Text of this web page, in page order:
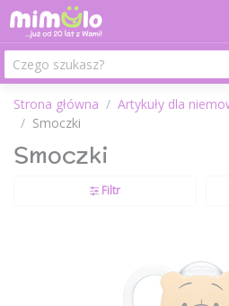
Strona główna Artykuły dla
Smoczki
Smoczki
Filtr